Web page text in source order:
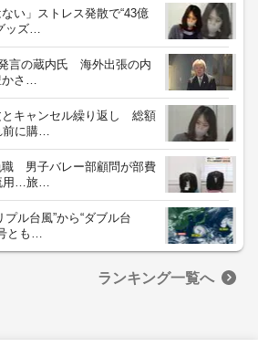
ない」ストレス発散で“43億
ッズ…
言の蔵内氏 海外出張の内
かさ…
とキャンセル繰り返し 総額
前に購…
職 男子バレー部顧問が部費
用…旅…
プル台風”から“ダブル台
とも…
ランキング一覧へ